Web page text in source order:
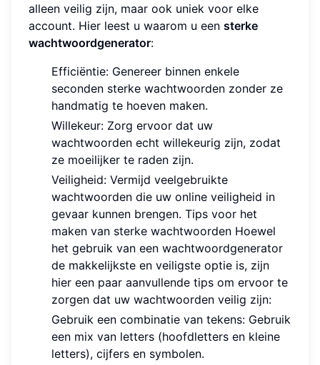
alleen veilig zijn, maar ook uniek voor elke
account. Hier leest u waarom u een sterke
wachtwoordgenerator:
Efficiëntie: Genereer binnen enkele
seconden sterke wachtwoorden zonder ze
handmatig te hoeven maken.
Willekeur: Zorg ervoor dat uw
wachtwoorden echt willekeurig zijn, zodat
ze moeilijker te raden zijn.
Veiligheid: Vermijd veelgebruikte
wachtwoorden die uw online veiligheid in
gevaar kunnen brengen. Tips voor het
maken van sterke wachtwoorden Hoewel
het gebruik van een wachtwoordgenerator
de makkelijkste en veiligste optie is, zijn
hier een paar aanvullende tips om ervoor te
zorgen dat uw wachtwoorden veilig zijn:
Gebruik een combinatie van tekens: Gebruik
een mix van letters (hoofdletters en kleine
letters), cijfers en symbolen.